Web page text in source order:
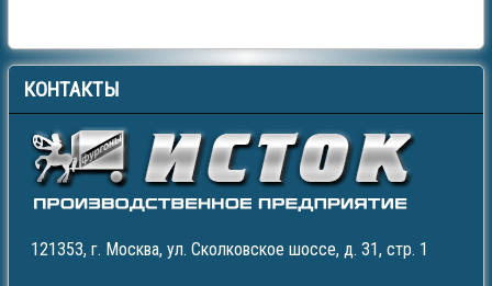
КОНТАКТЫ
121353, г. Москва, ул. Сколковское шоссе, д. 31, стр. 1